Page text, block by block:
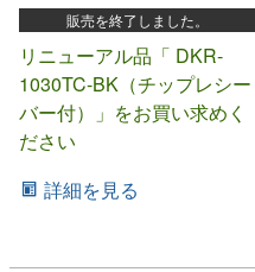
販売を終了しました。
リニューアル品「 DKR-
1030TC-BK（チップレシー
バー付）」をお買い求めく
ださい
詳細を見る